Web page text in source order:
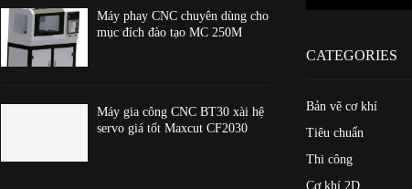
Máy phay CNC chuyên dùng cho
mục đích đào tạo MC 250M
Máy gia công CNC BT30 xài hệ
servo giá tốt Maxcut CF2030
CATEGORIES
Bản vẽ cơ khí
Tiêu chuẩn
Thi công
Cơ khí 2D